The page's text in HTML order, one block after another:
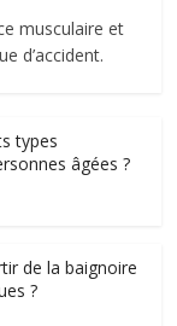
musculaire et
d’accident.
types
âgées ?
de la baignoire
?